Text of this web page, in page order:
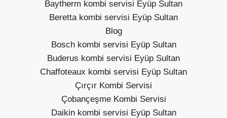
Baytherm kombi servisi Eyüp Sultan
Beretta kombi servisi Eyüp Sultan
Blog
Bosch kombi servisi Eyüp Sultan
Buderus kombi servisi Eyüp Sultan
Chaffoteaux kombi servisi Eyüp Sultan
Çırçır Kombi Servisi
Çobançeşme Kombi Servisi
Daikin kombi servisi Eyüp Sultan